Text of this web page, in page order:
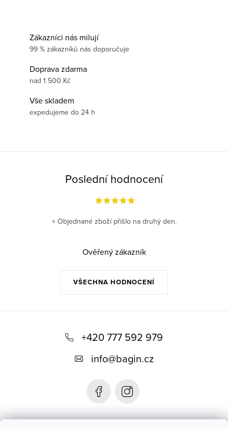
Zákazníci nás milují
99 % zákazníků nás doporučuje
Doprava zdarma
nad 1 500 Kč
Vše skladem
expedujeme do 24 h
Poslední hodnocení
VŠECHNA HODNOCENÍ
+ Objednané zboží přišlo na druhý den.
Ověřený zákazník
+420 777 592 979
info@bagin.cz